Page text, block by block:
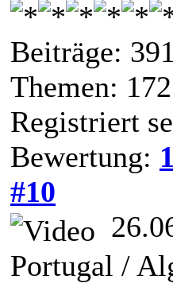
Beiträge: 391
Themen: 172
Registriert
Bewertung: 1
#10
Portugal /